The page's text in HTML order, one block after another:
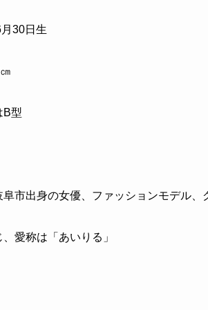
30日生
B型
阜市出身の女優、ファッションモデル、
愛称は「あいりる」